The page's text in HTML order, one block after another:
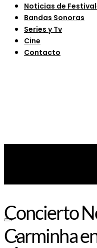
Noticias de
Bandas Sonoras
Series y Tv
Cine
Contacto
Noticias
Concierto
Carminha